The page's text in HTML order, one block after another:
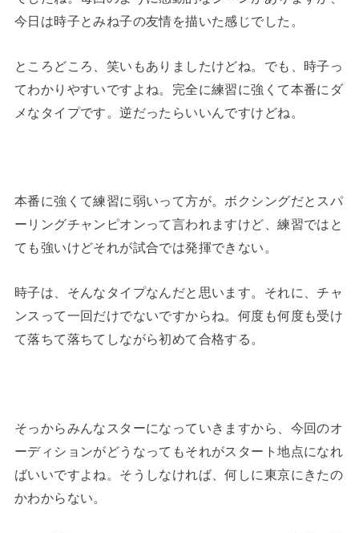
今日は時子とみね子の友情を描いた感じでした。
ところどころ、笑いもありましたけどね。でも、時子っ
てわかりやすいですよね。完全に練習に強くて本番にダ
メなタイプです。逆だったらいいんですけどね。
本番に強くて練習に弱いって方が。ボクシングだとスパ
ーリングチャンピオンって言われますけど、練習ではと
ても強いけどそれが試合では発揮できない。
時子は、そんなタイプなんだと思います。それに、チャ
ンスって一回だけでないですからね。何度も何度も受け
て落ちて落ちてしながら初めて合格する。
そっからみんなスターになっていきますから、今回のオ
ーディションがどうなってもそれがスタート地点になれ
ばいいですよね。そうしなければ、何しに東京にきたの
かわからない。